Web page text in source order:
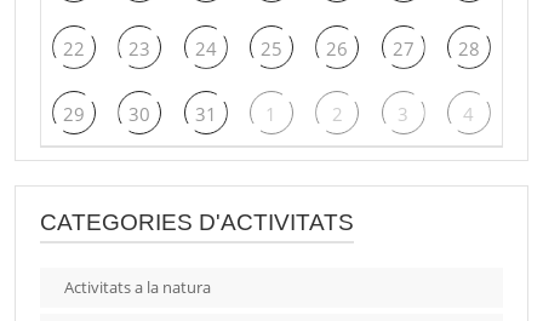
22 23 24 25 26 27 28
29 30 31 1 2 3 4
CATEGORIES D'ACTIVITATS
Activitats a la natura